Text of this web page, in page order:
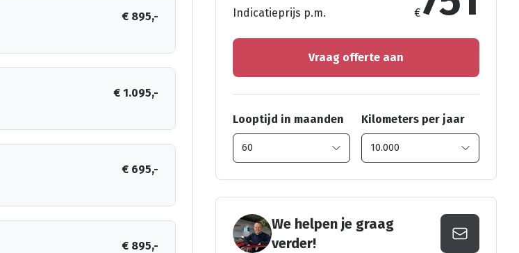
€ 895,-
€ 1.095,-
€ 695,-
€ 895,-
Indicatieprijs p.m. €
Vraag offerte aan
Looptijd in maanden Kilometers per jaar
We helpen je graag
verder!